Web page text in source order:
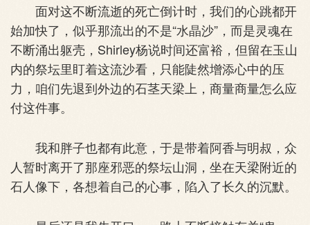
面对这不断流逝的死亡倒计时，我们的心跳都开
始加快了，似乎那流出的不是“水晶沙”，而是灵魂在
不断涌出躯壳，Shirley杨说时间还富裕，但留在玉山
内的祭坛里盯着这流沙看，只能陡然增添心中的压
力，咱们先退到外边的石茎天梁上，商量商量怎么应
付这件事。
我和胖子也都有此意，于是带着阿香与明叔，众
人暂时离开了那座邪恶的祭坛山洞，坐在天梁附近的
石人像下，各想着自己的心事，陷入了长久的沉默。